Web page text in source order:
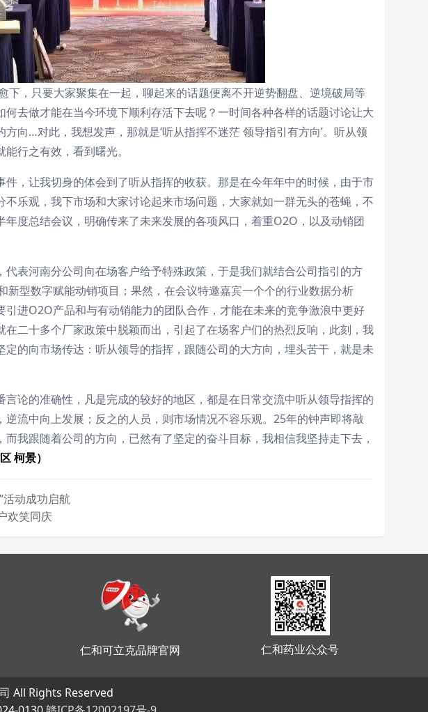
下，只要大家聚集在一起，聊起来的话题便离不开逆势翻盘、逆境破局等
去做才能在当今环境下顺利存活下去呢？一时间各种各样的话题讨论让大
向…对此，我想发声，那就是‘听从指挥不迷茫 领导指引有方向’。听从领
行之有效，看到曙光。
，让我切身的体会到了听从指挥的收获。那是在今年年中的时候，由于市
乐观，我下市场和大家讨论起来市场问题，大家就如一群无头的苍蝇，不
度总结会议，明确传来了未来发展的各项风口，着重O2O，以及动销团
表河南分公司向在场客户给予特殊政策，于是我们就结合公司指引的方
型数字赋能动销项目；果然，在会议特邀嘉宾一个个的行业数据分析
进O2O产品和与有动销能力的团队合作，才能在未来的竞争激浪中更好
二十多个厂家政策中脱颖而出，引起了在场客户们的热烈反响，此刻，我
的向市场传达：听从领导的指挥，跟随公司的大方向，埋头苦干，就是未
论的准确性，凡是完成的较好的地区，都是在日常交流中听从领导指挥的
流中向上发展；反之的人员，则市场情况不容乐观。25年的钟声即将敲
我跟随着公司的方向，已然有了坚定的奋斗目标，我相信我坚持走下去，
柯景）
动成功启航
欢笑同庆
仁和可立克品牌官网 仁和药业公众号
All Rights Reserved